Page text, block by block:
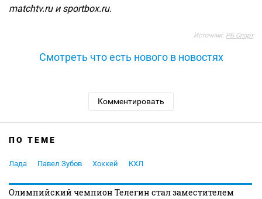
matchtv.ru и sportbox.ru.
Источник: РБ Спорт
Смотреть что есть нового в новостях
Комментировать
ПО ТЕМЕ
Лада Павел Зубов Хоккей КХЛ
Олимпийский чемпион Телегин стал заместителем